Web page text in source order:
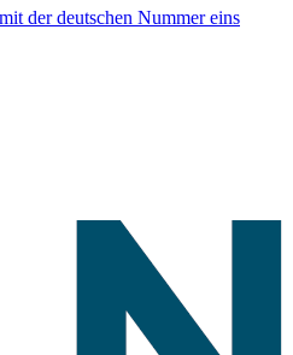
der deutschen Nummer eins